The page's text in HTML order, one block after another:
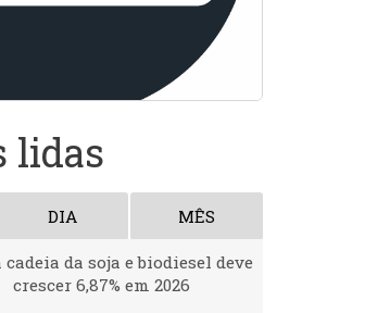
lidas
DIA MÊS
cadeia da soja e biodiesel deve
crescer 6,87% em 2026